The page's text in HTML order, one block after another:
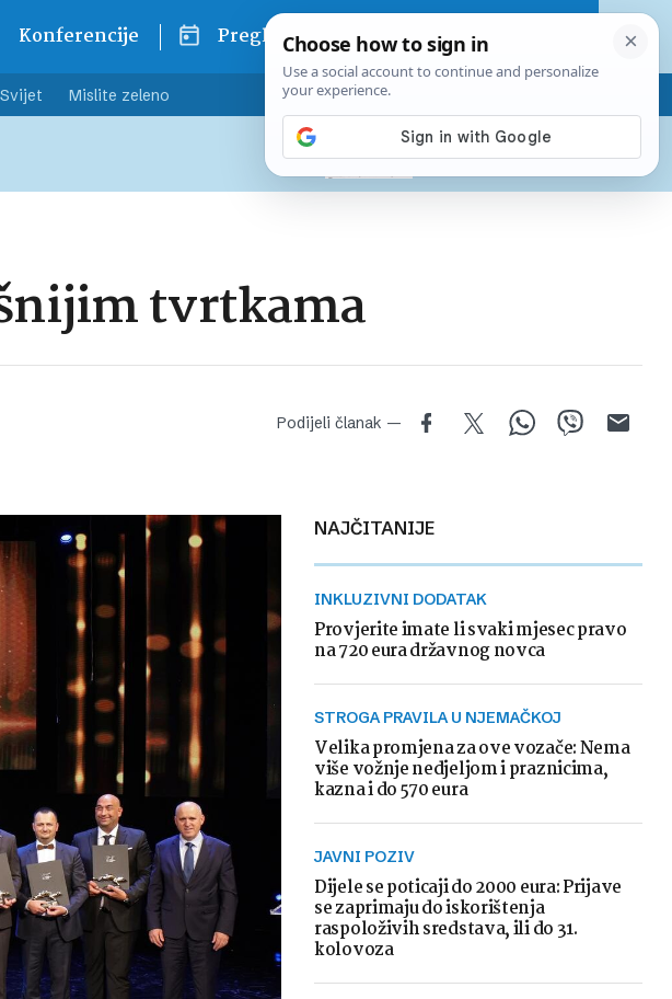
Konferencije Pregled dana
Svijet Mislite zeleno
Pretplatite se na Poslovni
Već od10 EURmjesečno
tvrtkama
Podijeli članak —
NAJČITANIJE
INKLUZIVNI DODATAK
Provjerite imate li svaki mjesec pravo
na 720 eura državnog novca
STROGA PRAVILA U NJEMAČKOJ
Velika promjena za ove vozače: Nema
više vožnje nedjeljom i praznicima,
kazna i do 570 eura
JAVNI POZIV
Dijele se poticaji do 2000 eura: Prijave
se zaprimaju do iskorištenja
raspoloživih sredstava, ili do 31.
kolovoza